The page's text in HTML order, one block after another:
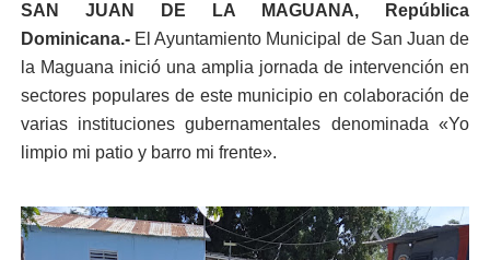
SAN JUAN DE LA MAGUANA, República
Dominicana.- El Ayuntamiento Municipal de San Juan de
la Maguana inició una amplia jornada de intervención en
sectores populares de este municipio en colaboración de
varias instituciones gubernamentales denominada «Yo
limpio mi patio y barro mi frente».